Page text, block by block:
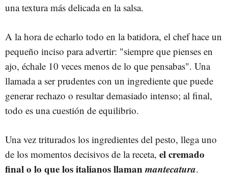
una textura más delicada en la salsa.
A la hora de echarlo todo en la batidora, el chef hace un
pequeño inciso para advertir: "siempre que pienses en
ajo, échale 10 veces menos de lo que pensabas". Una
llamada a ser prudentes con un ingrediente que puede
generar rechazo o resultar demasiado intenso; al final,
todo es una cuestión de equilibrio.
Una vez triturados los ingredientes del pesto, llega uno
de los momentos decisivos de la receta, el cremado
final o lo que los italianos llamanmantecatura.